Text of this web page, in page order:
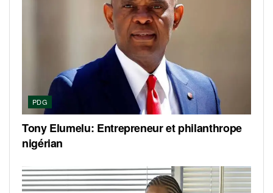
PDG
Tony Elumelu: Entrepreneur et philanthrope
nigérian